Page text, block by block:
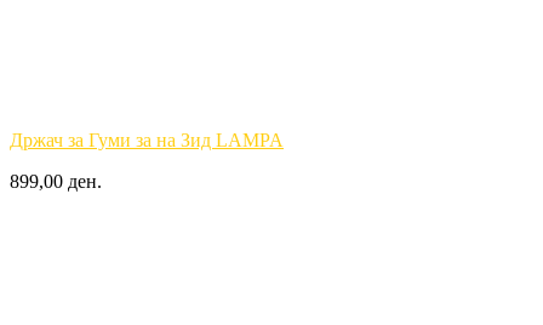
Држач за Гуми за на Зид LAMPA
899,00 ден.